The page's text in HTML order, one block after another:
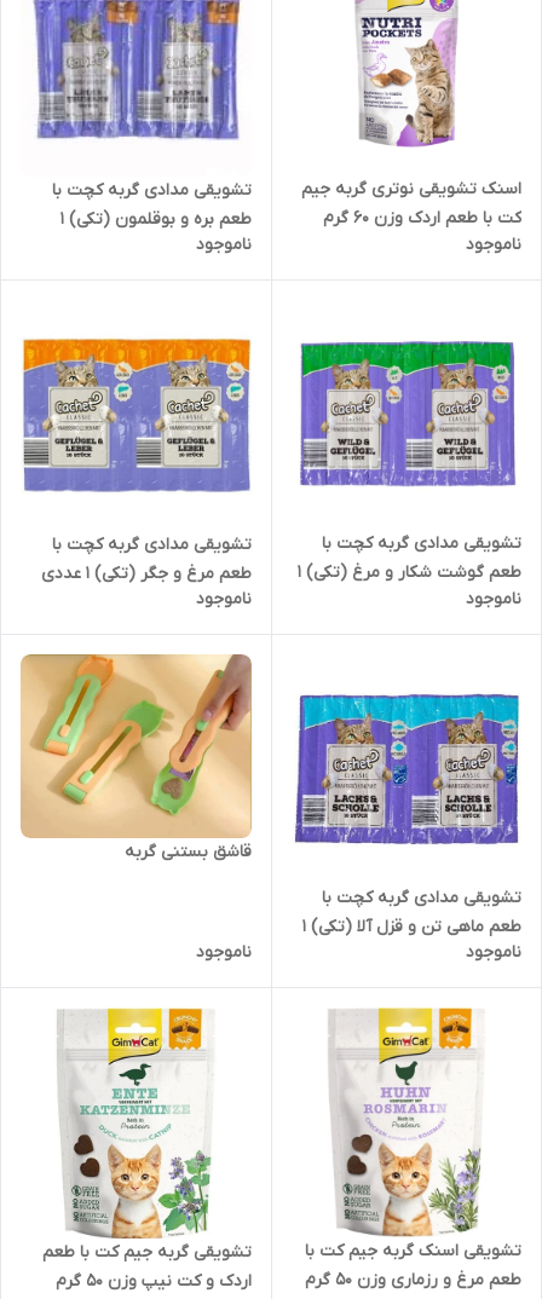
اسنک تشویقی نوتری گربه جیم
کت با طعم اردک وزن 60 گرم
ناموجود
تشویقی مدادی گربه کچت با
طعم بره و بوقلمون (تکی) 1
عددی وزن 5 گرم
ناموجود
تشویقی مدادی گربه کچت با
طعم گوشت شکار و مرغ (تکی) 1
عددی وزن 5 گرم
ناموجود
تشویقی مدادی گربه کچت با
طعم مرغ و جگر (تکی) 1 عددی
وزن 5 گرم
ناموجود
تشویقی مدادی گربه کچت با
طعم ماهی تن و قزل آلا (تکی) 1
عددی وزن 5 گرم
ناموجود
قاشق بستنی گربه
ناموجود
تشویقی اسنک گربه جیم کت با
طعم مرغ و رزماری وزن 50 گرم
تشویقی گربه جیم کت با طعم
اردک و کت نیپ وزن 50 گرم